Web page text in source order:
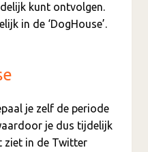
kunt ontvolgen.
in de ‘DogHouse’.
je zelf de periode
je dus tijdelijk
ziet in de Twitter